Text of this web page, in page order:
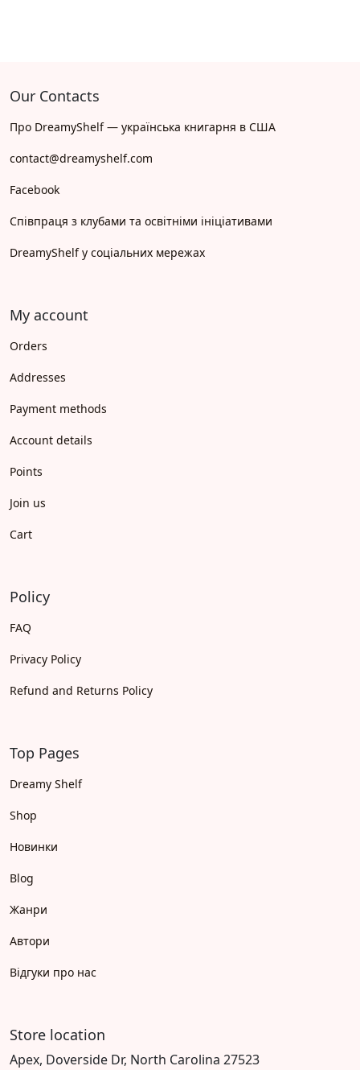
Our Contacts
Про DreamyShelf — українська книгарня в США
contact@dreamyshelf.com
Facebook
Співпраця з клубами та освітніми ініціативами
DreamyShelf у соціальних мережах
My account
Orders
Addresses
Payment methods
Account details
Points
Join us
Cart
Policy
FAQ
Privacy Policy
Refund and Returns Policy
Top Pages
Dreamy Shelf
Shop
Новинки
Blog
Жанри
Автори
Відгуки про нас
Store location
Apex, Doverside Dr, North Carolina 27523